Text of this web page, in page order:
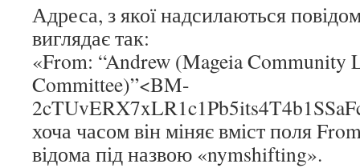
Адреса, з якої надсилаються
виглядає так:
«From: “Andrew (Mageia Community
Committee)”<BM-
хоча часом він міняє вміст поля
відома під назвою «nymshifting».